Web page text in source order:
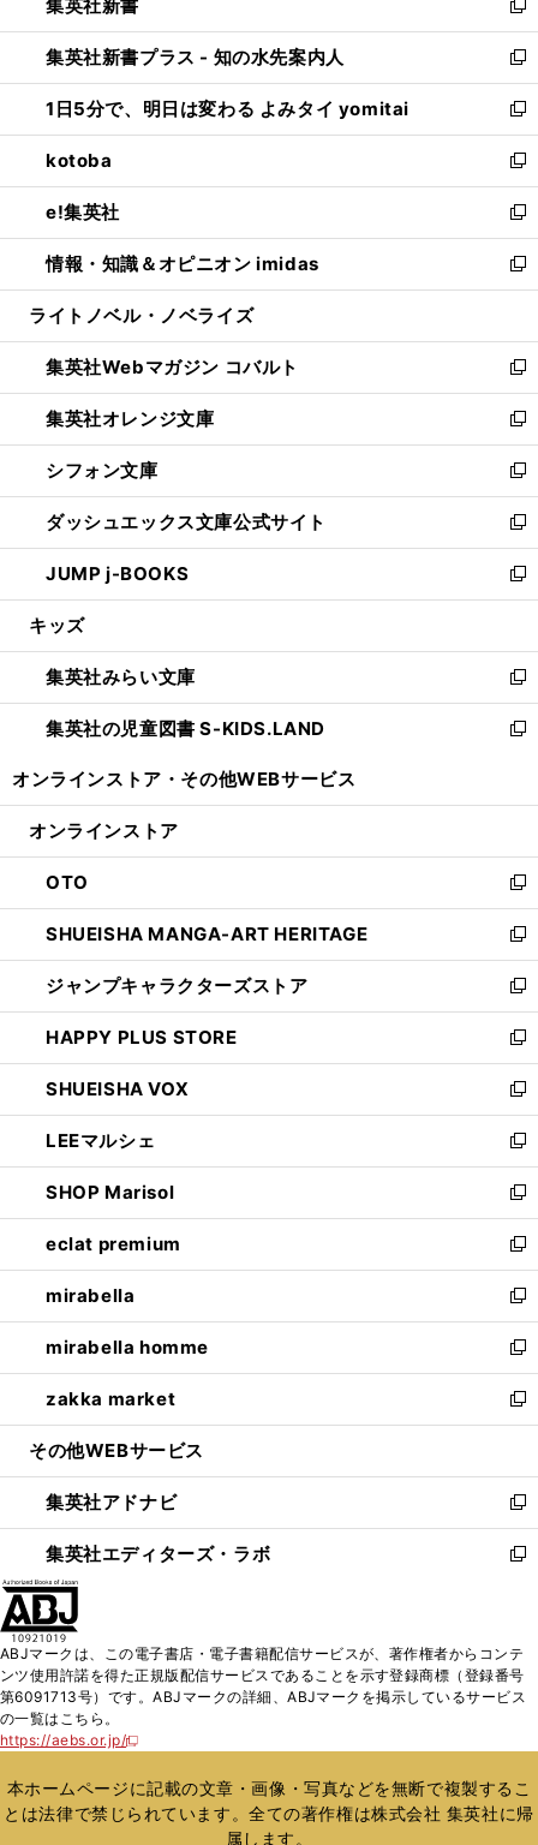
く
で
開
く
ィ
ン
ド
ウ
で
開
く
い
ウ
ィ
ン
ド
ウ
で
開
く
集英社新書
新
し
い
ウ
ィ
ン
ド
ウ
で
開
く
集英社新書プラス - 知の水先案内人
新
し
い
ウ
ィ
ン
ド
ウ
で
開
1日5分で、明日は変わる よみタイ yomitai
新
し
い
ウ
ィ
ン
ド
ウ
開
く
kotoba
新
し
い
ウ
ィ
ン
ウ
で
開
く
e!集英社
新
し
い
ウ
ン
ド
ウ
で
開
く
情報・知識＆オピニオン imidas
新
し
ウ
ィ
ン
ド
ウ
で
開
く
ライトノベル・ノベライズ
集英社Webマガジン コバルト
新
し
い
ウ
ィ
ン
ド
ウ
で
開
集英社オレンジ文庫
新
し
い
ウ
ィ
ン
ド
ウ
開
く
シフォン文庫
新
し
い
ウ
ィ
ン
ウ
で
開
く
ダッシュエックス文庫公式サイト
新
し
い
ウ
ン
ド
ウ
で
JUMP j-BOOKS
新
し
ウ
ィ
ン
ド
開
キッズ
集英社みらい文庫
新
し
い
ン
ウ
で
開
く
集英社の児童図書 S-KIDS.LAND
新
ウ
ン
ド
ウ
で
開
く
オンラインストア・ その他WEBサービス
オンラインストア
OTO
新
し
い
ウ
ィ
ン
ド
ウ
で
開
く
SHUEISHA MANGA-ART HERITAGE
新
し
い
ウ
ィ
ン
ド
ウ
で
開
く
ジャンプキャラクターズストア
新
し
い
ウ
ィ
ン
ド
ウ
で
開
く
HAPPY PLUS STORE
新
し
い
ウ
ィ
ン
ド
ウ
で
開
く
SHUEISHA VOX
新
し
い
ウ
ィ
ン
ド
ウ
で
開
く
LEEマルシェ
新
し
い
ウ
ィ
ン
ド
ウ
で
開
く
SHOP Marisol
新
し
い
ウ
ィ
ン
ド
ウ
で
開
eclat premium
新
し
い
ウ
ィ
ン
ド
ウ
開
く
mirabella
新
し
い
ウ
ィ
ン
ウ
で
開
く
mirabella homme
新
し
い
ウ
ン
ド
ウ
で
zakka market
新
し
ウ
ィ
ン
ド
く
その他WEBサービス
集英社アドナビ
新
し
い
ド
ウ
で
集英社エディターズ・ラボ
新
ィ
ン
ド
開
く
ABJマークは、この電子書店・電子書籍配信サービスが、著作権者からコンテ
ンツ使用許諾を得た正規版配信サービスであることを示す登録商標（登録番号
第6091713号）です。ABJマークの詳細、ABJマークを掲示しているサービス
の一覧はこちら。
https://aebs.or.jp/
新
い
ウ
ィ
本ホームページに記載の文章・画像・写真などを無断で複製するこ
とは法律で禁じられています。全ての著作権は株式会社 集英社に帰
属します。